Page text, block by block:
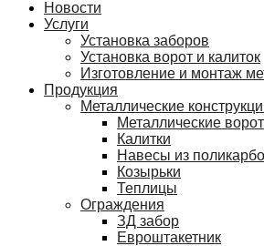
Новости
Услуги
Установка заборов
Установка ворот и калиток
Изготовление и монтаж
Продукция
Металлические
Металлические
Калитки
Навесы из
Козырьки
Теплицы
Ограждения
ЗД забор
Евроштакетник